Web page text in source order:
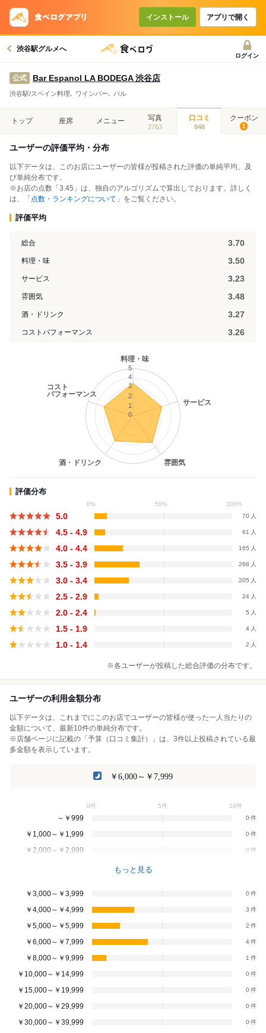
インストール アプリで開く
渋谷駅グルメへ
ログイン
公式 Bar Espanol LA BODEGA 渋谷店
渋谷駅/スペイン料理､ ワインバー､ バル
トップ 座席 メニュー 写真
2763
口コミ
848
クーポン
1
ユーザーの評価平均・分布
以下データは、このお店にユーザーの皆様が投稿された評価の単純平均、及
び単純分布です。
※お店の点数「3.45」は、独自のアルゴリズムで算出しております。詳しく
は、「 点数・ランキングについて 」をご覧ください。
評価平均
総合 3.70
料理・味 3.50
サービス 3.23
雰囲気 3.48
酒・ドリンク 3.27
コストパフォーマンス 3.26
0
1
2
3
4
5
料理・味
サービス
雰囲気
酒・ドリンク
コスト
パフォーマンス
評価分布
0% 50% 100%
5.0 70
4.5 - 4.9 61
4.0 - 4.4 165
3.5 - 3.9 268
3.0 - 3.4 205
2.5 - 2.9 24
2.0 - 2.4 5
1.5 - 1.9 4
1.0 - 1.4 2
※各ユーザーが投稿した総合評価の分布です。
ユーザーの利用金額分布
以下データは、これまでにこのお店でユーザーの皆様が使った一人当たりの
金額について、最新10件の単純分布です。
※店舗ページに記載の「予算（口コミ集計）」は、3件以上投稿されている最
多金額を表示しています。
￥6,000～￥7,999
0件 5件 10件
～￥999 0
￥1,000～￥1,999 0
￥2,000～￥2,999 0
もっと見る
￥3,000～￥3,999 0
￥4,000～￥4,999 3
￥5,000～￥5,999 2
￥6,000～￥7,999 4
￥8,000～￥9,999 1
￥10,000～￥14,999 0
￥15,000～￥19,999 0
￥20,000～￥29,999 0
￥30,000～￥39,999 0